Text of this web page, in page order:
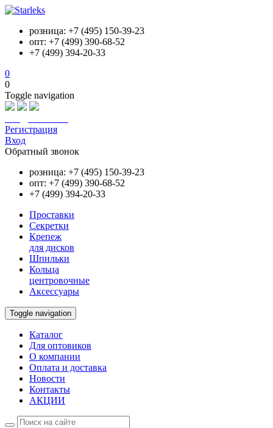
розница: +7 (495) 150-39-23
опт: +7 (499) 390-68-52
+7 (499) 394-20-33
0
0
Toggle navigation
Регистрация
Вход
Обратный звонок
розница: +7 (495) 150-39-23
опт: +7 (499) 390-68-52
+7 (499) 394-20-33
Проставки
Секретки
Крепеж
для дисков
Шпильки
Кольца
центровочные
Аксессуары
Toggle navigation
Каталог
Для оптовиков
О компании
Оплата и доставка
Новости
Контакты
АКЦИИ